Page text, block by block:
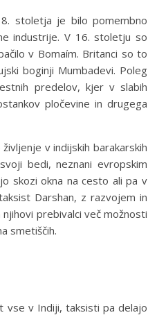
stoletja je bilo pomembno
industrije. V 16. stoletju so
v Bomaím. Britanci so to
boginji Mumbadevi. Poleg
predelov, kjer v slabih
pločevine in drugega
v indijskih barakarskih
bedi, neznani evropskim
skozi okna na cesto ali pa v
Darshan, z razvojem in
prebivalci več možnosti
smetiščih.
vse v Indiji, taksisti pa delajo